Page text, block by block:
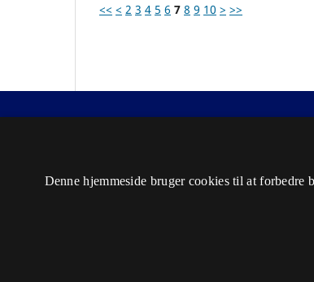
<< < 2 3 4 5 6 7 8 9 10 > >>
Nordisk Tidsskrift for
ISSN 2446-3051 (Online)
Denne hjemmeside bruger cookies til at forbedre